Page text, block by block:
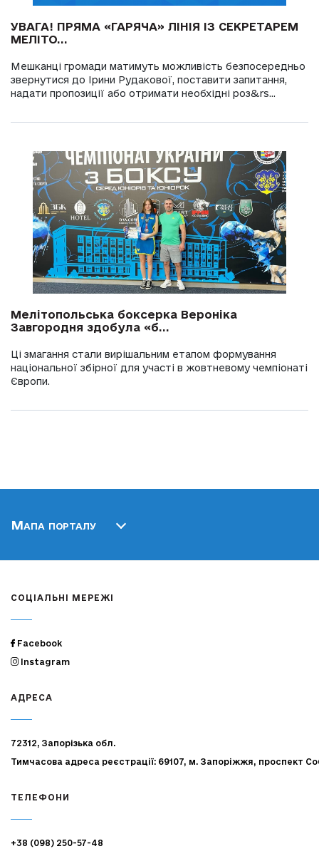
УВАГА! ПРЯМА «ГАРЯЧА» ЛІНІЯ ІЗ СЕКРЕТАРЕМ
МЕЛІТО...
Мешканці громади матимуть можливість безпосередньо
звернутися до Ірини Рудакової, поставити запитання,
надати пропозиції або отримати необхідні роз&rs...
Мелітопольська боксерка Вероніка
Завгородня здобула «б...
Ці змагання стали вирішальним етапом формування
національної збірної для участі в жовтневому чемпіонаті
Європи.
Мапа порталу
СОЦІАЛЬНІ МЕРЕЖІ
Facebook
Instagram
АДРЕСА
72312, Запорізька обл.
Тимчасова адреса реєстрації: 69107, м. Запоріжжя, проспект
ТЕЛЕФОНИ
+38 (098) 250-57-48